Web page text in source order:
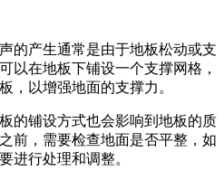
的产生通常是由于地板松动或支
以在地板下铺设一个支撑网格，
，以增强地面的支撑力。
的铺设方式也会影响到地板的质
前，需要检查地面是否平整，如
进行处理和调整。